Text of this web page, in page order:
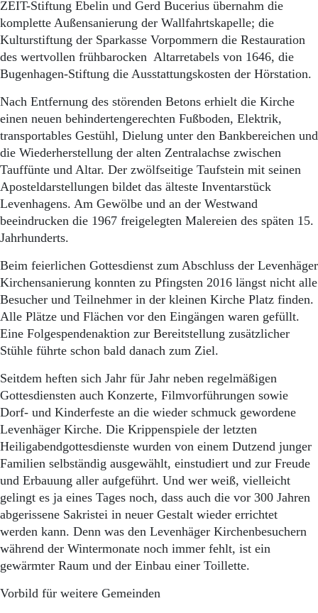
ZEIT-Stiftung Ebelin und Gerd Bucerius übernahm die
komplette Außensanierung der Wallfahrtskapelle; die
Kulturstiftung der Sparkasse Vorpommern die Restauration
des wertvollen frühbarocken Altarretabels von 1646, die
Bugenhagen-Stiftung die Ausstattungskosten der Hörstation.
Nach Entfernung des störenden Betons erhielt die Kirche
einen neuen behindertengerechten Fußboden, Elektrik,
transportables Gestühl, Dielung unter den Bankbereichen und
die Wiederherstellung der alten Zentralachse zwischen
Tauffünte und Altar. Der zwölfseitige Taufstein mit seinen
Aposteldarstellungen bildet das älteste Inventarstück
Levenhagens. Am Gewölbe und an der Westwand
beeindrucken die 1967 freigelegten Malereien des späten 15.
Jahrhunderts.
Beim feierlichen Gottesdienst zum Abschluss der Levenhäger
Kirchensanierung konnten zu Pfingsten 2016 längst nicht alle
Besucher und Teilnehmer in der kleinen Kirche Platz finden.
Alle Plätze und Flächen vor den Eingängen waren gefüllt.
Eine Folgespendenaktion zur Bereitstellung zusätzlicher
Stühle führte schon bald danach zum Ziel.
Seitdem heften sich Jahr für Jahr neben regelmäßigen
Gottesdiensten auch Konzerte, Filmvorführungen sowie
Dorf- und Kinderfeste an die wieder schmuck gewordene
Levenhäger Kirche. Die Krippenspiele der letzten
Heiligabendgottesdienste wurden von einem Dutzend junger
Familien selbständig ausgewählt, einstudiert und zur Freude
und Erbauung aller aufgeführt. Und wer weiß, vielleicht
gelingt es ja eines Tages noch, dass auch die vor 300 Jahren
abgerissene Sakristei in neuer Gestalt wieder errichtet
werden kann. Denn was den Levenhäger Kirchenbesuchern
während der Wintermonate noch immer fehlt, ist ein
gewärmter Raum und der Einbau einer Toillette.
Vorbild für weitere Gemeinden